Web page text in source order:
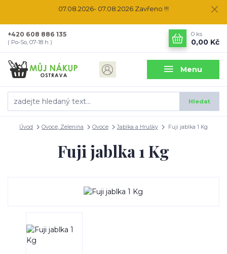
07.08.2026- 07.08.2026 Zavřeno !!!
Menu
Hledat
+420 608 886 135
( Po-So, 07-18 h )
0 ks
0,00 Kč
Úvod Ovoce, Zelenina Ovoce Jablka a Hrušky Fuji jablka 1 Kg
Fuji jablka 1 Kg